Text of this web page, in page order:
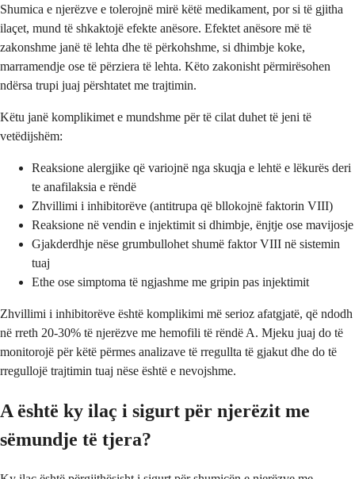
Shumica e njerëzve e tolerojnë mirë këtë medikament, por si të gjitha
ilaçet, mund të shkaktojë efekte anësore. Efektet anësore më të
zakonshme janë të lehta dhe të përkohshme, si dhimbje koke,
marramendje ose të përziera të lehta. Këto zakonisht përmirësohen
ndërsa trupi juaj përshtatet me trajtimin.
Këtu janë komplikimet e mundshme për të cilat duhet të jeni të
vetëdijshëm:
Reaksione alergjike që variojnë nga skuqja e lehtë e lëkurës deri
te anafilaksia e rëndë
Zhvillimi i inhibitorëve (antitrupa që bllokojnë faktorin VIII)
Reaksione në vendin e injektimit si dhimbje, ënjtje ose mavijosje
Gjakderdhje nëse grumbullohet shumë faktor VIII në sistemin
tuaj
Ethe ose simptoma të ngjashme me gripin pas injektimit
Zhvillimi i inhibitorëve është komplikimi më serioz afatgjatë, që ndodh
në rreth 20-30% të njerëzve me hemofili të rëndë A. Mjeku juaj do të
monitorojë për këtë përmes analizave të rregullta të gjakut dhe do të
rregullojë trajtimin tuaj nëse është e nevojshme.
A është ky ilaç i sigurt për njerëzit me
sëmundje të tjera?